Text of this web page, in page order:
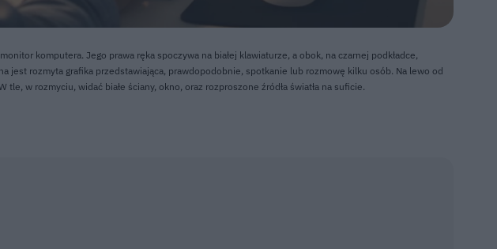
komputera. Jego prawa ręka spoczywa na białej klawiaturze, a obok, na czarnej podkładce,
jest rozmyta grafika przedstawiająca, prawdopodobnie, spotkanie lub rozmowę kilku osób. Na lewo od
tle, w rozmyciu, widać białe ściany, okno, oraz rozproszone źródła światła na suficie.